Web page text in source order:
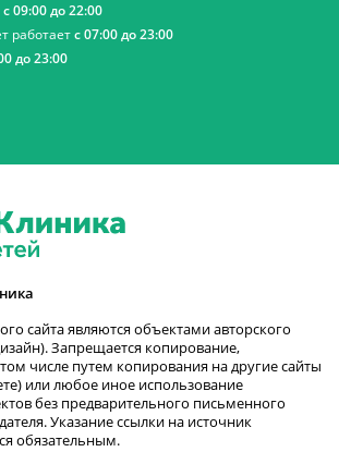
с 09:00 до 22:00
работаетс 07:00 до 23:00
до 23:00
сайта являются объектами авторского
Запрещается копирование,
числе путем копирования на другие сайты
или любое иное использование
без предварительного письменного
Указание ссылки на источник
обязательным.